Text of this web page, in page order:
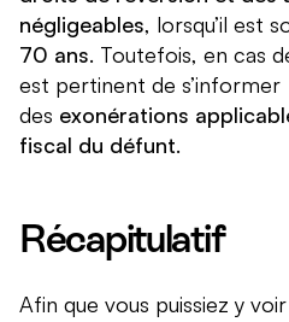
négligeables, lorsqu’il est
70 ans. Toutefois, en cas
est pertinent de s’informer
des exonérations
fiscal du défunt.
Récapitulatif
Afin que vous puissiez y